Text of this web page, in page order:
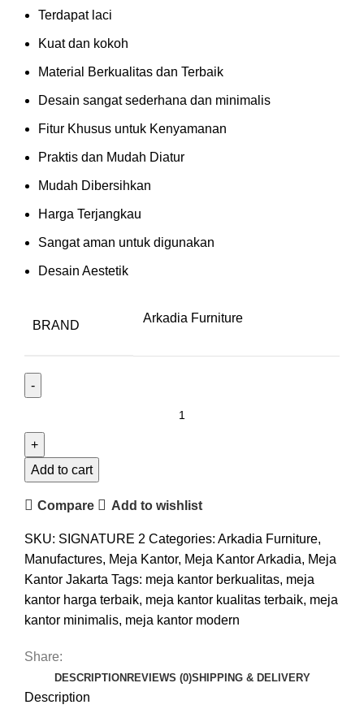
Terdapat laci
Kuat dan kokoh
Material Berkualitas dan Terbaik
Desain sangat sederhana dan minimalis
Fitur Khusus untuk Kenyamanan
Praktis dan Mudah Diatur
Mudah Dibersihkan
Harga Terjangkau
Sangat aman untuk digunakan
Desain Aestetik
BRAND
Arkadia Furniture
Add to cart
Compare Add to wishlist
SKU: SIGNATURE 2 Categories: Arkadia Furniture,
Manufactures, Meja Kantor, Meja Kantor Arkadia, Meja
Kantor Jakarta Tags: meja kantor berkualitas, meja
kantor harga terbaik, meja kantor kualitas terbaik, meja
kantor minimalis, meja kantor modern
Share:
DESCRIPTION REVIEWS (0)SHIPPING & DELIVERY
Description